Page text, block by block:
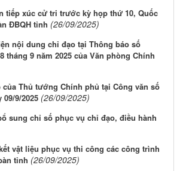
tiếp xúc cử tri trước kỳ họp thứ 10, Quốc
ĐBQH tỉnh (26/09/2025)
nội dung chỉ đạo tại Thông báo số
tháng 9 năm 2025 của Văn phòng Chính
Thủ tướng Chính phủ tại Công văn số
09/9/2025 (26/09/2025)
sung chỉ số phục vụ chỉ đạo, điều hành
vật liệu phục vụ thi công các công trình
tỉnh (26/09/2025)